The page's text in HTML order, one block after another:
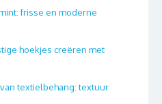
frisse en moderne
hoekjes creëren met
textielbehang: textuur